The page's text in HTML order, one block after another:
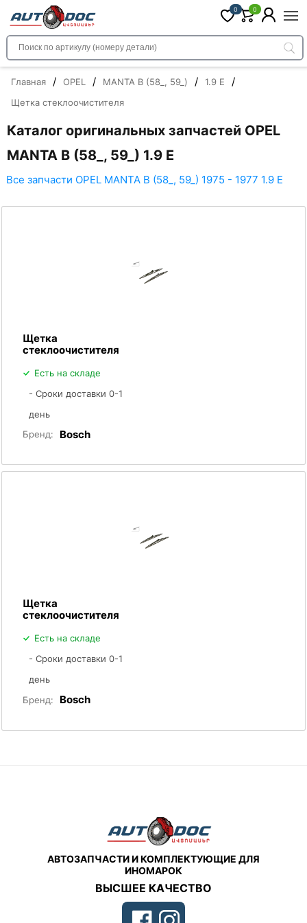
0 0
Главная / OPEL / MANTA B (58_, 59_) / 1.9 E /
Щетка стеклоочистителя
Каталог оригинальных запчастей OPEL
MANTA B (58_, 59_) 1.9 E
Все запчасти OPEL MANTA B (58_, 59_) 1975 - 1977 1.9 E
Щетка
стеклоочистителя
Есть на складе
- Сроки доставки 0-1
день
Бренд:
Bosch
Щетка
стеклоочистителя
Есть на складе
- Сроки доставки 0-1
день
Бренд:
Bosch
АВТОЗАПЧАСТИ И КОМПЛЕКТУЮЩИЕ ДЛЯ
ИНОМАРОК
ВЫСШЕЕ КАЧЕСТВО